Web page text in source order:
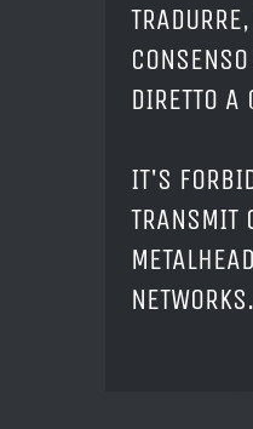
DIRETTO A
IT'S
TRANSMIT
NETWORKS.